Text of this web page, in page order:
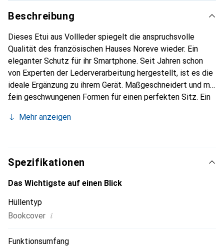
Beschreibung
Dieses Etui aus Vollleder spiegelt die anspruchsvolle
Qualität des französischen Hauses Noreve wieder. Ein
eleganter Schutz für ihr Smartphone. Seit Jahren schon
von Experten der Lederverarbeitung hergestellt, ist es die
ideale Ergänzung zu ihrem Gerät. Maßgeschneidert und mit
fein geschwungenen Formen für einen perfekten Sitz. Ein
Smartphone. Die Marke Noreve ist international für seine
Wahl für den anspruchsvollen Kunden.
Mehr anzeigen
Spezifikationen
Das Wichtigste auf einen Blick
Hüllentyp
Bookcover i
Funktionsumfang